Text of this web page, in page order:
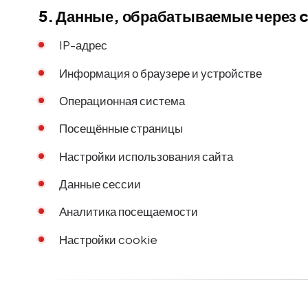
5. Данные, обрабатываемые через
IP-адрес
Информация о браузере и устройстве
Операционная система
Посещённые страницы
Настройки использования сайта
Данные сессии
Аналитика посещаемости
Настройки cookie